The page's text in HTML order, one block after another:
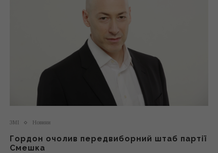
ЗМІ Новини
Гордон очолив передвиборний штаб партії
Смешка